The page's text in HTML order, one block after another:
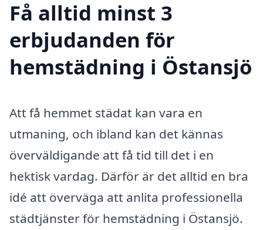
Få alltid minst 3
erbjudanden för
hemstädning i Östansjö
Att få hemmet städat kan vara en
utmaning, och ibland kan det kännas
överväldigande att få tid till det i en
hektisk vardag. Därför är det alltid en bra
idé att överväga att anlita professionella
städtjänster för hemstädning i Östansjö.